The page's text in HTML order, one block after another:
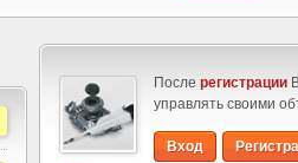
После регистрации
управлять своими
Вход